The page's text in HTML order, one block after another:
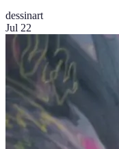
dessinart
Jul 22